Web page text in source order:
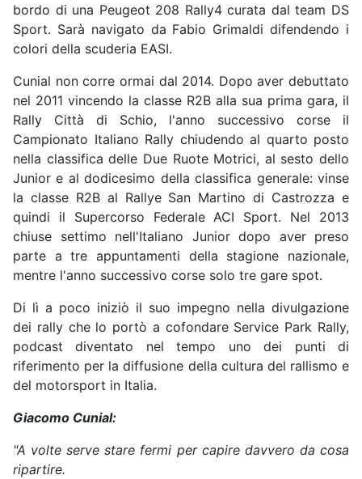
bordo di una Peugeot 208 Rally4 curata dal team DS
Sport. Sarà navigato da Fabio Grimaldi difendendo i
colori della scuderia EASI.
Cunial non corre ormai dal 2014. Dopo aver debuttato
nel 2011 vincendo la classe R2B alla sua prima gara, il
Rally Città di Schio, l'anno successivo corse il
Campionato Italiano Rally chiudendo al quarto posto
nella classifica delle Due Ruote Motrici, al sesto dello
Junior e al dodicesimo della classifica generale: vinse
la classe R2B al Rallye San Martino di Castrozza e
quindi il Supercorso Federale ACI Sport. Nel 2013
chiuse settimo nell'Italiano Junior dopo aver preso
parte a tre appuntamenti della stagione nazionale,
mentre l'anno successivo corse solo tre gare spot.
Di lì a poco iniziò il suo impegno nella divulgazione
dei rally che lo portò a cofondare Service Park Rally,
podcast diventato nel tempo uno dei punti di
riferimento per la diffusione della cultura del rallismo e
del motorsport in Italia.
Giacomo Cunial:
"A volte serve stare fermi per capire davvero da cosa
ripartire.